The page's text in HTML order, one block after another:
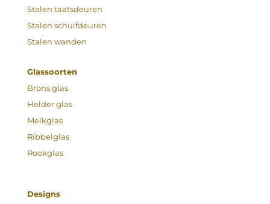
Stalen taatsdeuren
Stalen schuifdeuren
Stalen wanden
Glassoorten
Brons glas
Helder glas
Melkglas
Ribbelglas
Rookglas
Designs